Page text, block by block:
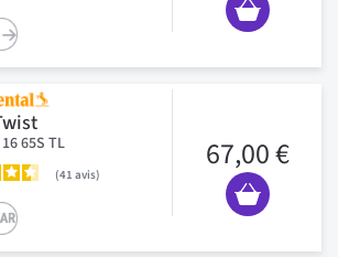
65S TL
41 avis
67,00 €